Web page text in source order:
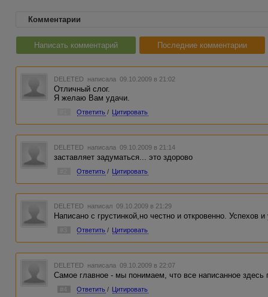
Комментарии
Написать комментарий Последние комментарии
DELETED написала 09.10.2009 в 21:02
Отличный слог.
Я желаю Вам удачи.
Ответить / Цитировать
DELETED написала 09.10.2009 в 21:14
заставляет задуматься... это здорово
Ответить / Цитировать
DELETED написал 09.10.2009 в 21:29
Написано с грустинкой,но честно и откровенно. Успехов
Ответить / Цитировать
DELETED написала 09.10.2009 в 22:07
Самое главное - мы понимаем, что все написанное здесь
#4 Ответить / Цитировать